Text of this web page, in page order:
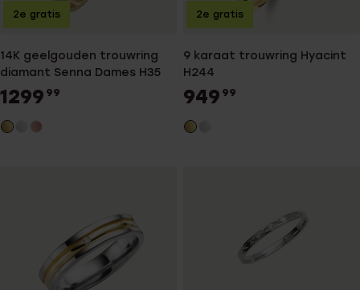
14K geelgouden trouwring
diamant Senna Dames H35
1299 99
2e gratis
9 karaat trouwring Hyacint
H244
949 99
2e gratis